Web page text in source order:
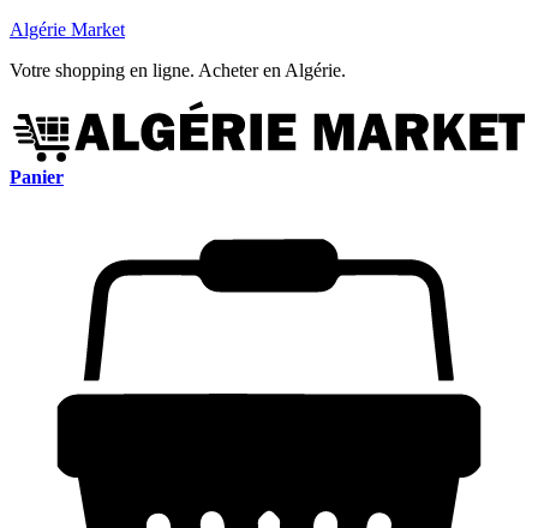
Algérie Market
Votre shopping en ligne. Acheter en Algérie.
Panier